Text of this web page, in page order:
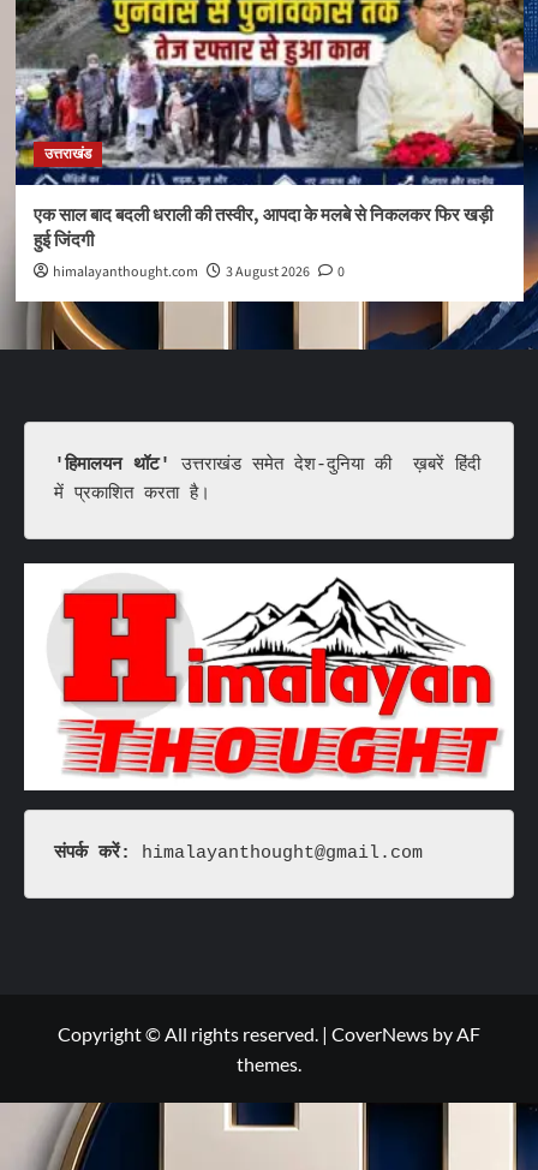
उत्तराखंड
एक साल बाद बदली धराली की तस्वीर, आपदा के मलबे से निकलकर फिर खड़ी
हुई जिंदगी
himalayanthought.com 3 August 2026 0
'हिमालयन थॉट'
उत्तराखंड समेत देश-दुनिया की  ख़बरें हिंदी
में प्रकाशित करता है।
संपर्क करें: himalayanthought@gmail.com
Copyright © All rights reserved. | CoverNews by AF
themes.